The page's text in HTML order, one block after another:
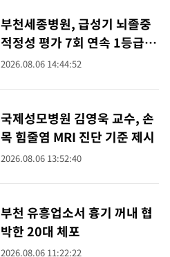
부천세종병원, 급성기 뇌졸중
적정성 평가 7회 연속 1등급
획득
2026.08.06 14:44:52
국제성모병원 김영욱 교수, 손
목 힘줄염 MRI 진단 기준 제시
2026.08.06 13:52:40
부천 유흥업소서 흉기 꺼내 협
박한 20대 체포
2026.08.06 11:22:22